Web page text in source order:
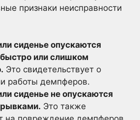
признаки неисправности
сиденье опускаются
или слишком
Это свидетельствует о
работы демпферов.
сиденье не опускаются
рывками. Это также